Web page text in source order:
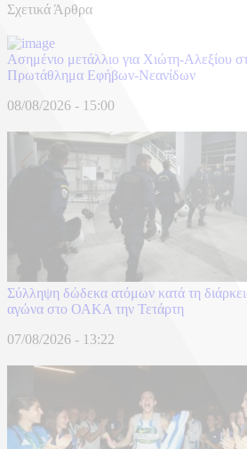
Σχετικά Άρθρα
Ασημένιο μετάλλιο για Χιώτη-Αλεξίου
Πρωτάθλημα Εφήβων-Νεανίδων
08/08/2026 - 15:00
Σύλληψη δώδεκα ατόμων κατά τη
αγώνα στο ΟΑΚΑ την Τετάρτη
07/08/2026 - 13:22